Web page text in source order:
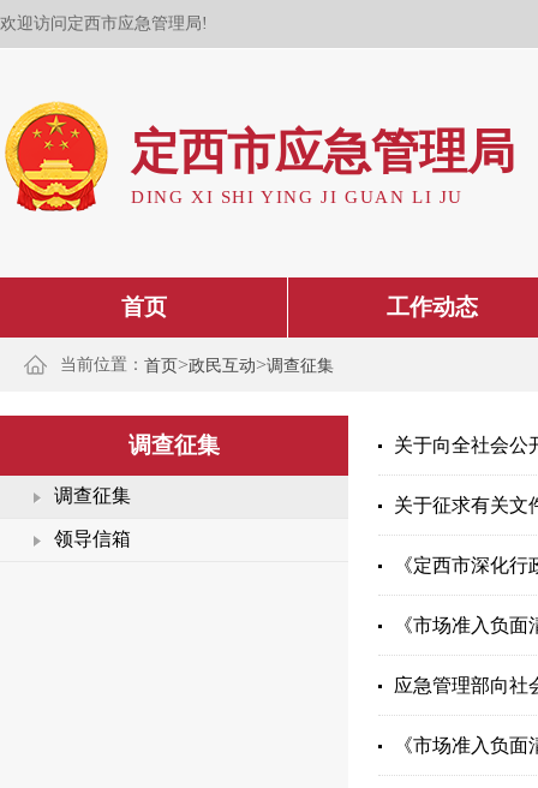
欢迎访问定西市应急管理局!
定西市应急管理局
DING XI SHI YING JI GUAN LI JU
首页 工作动态
当前位置： 首页>政民互动>调查征集
调查征集
调查征集
领导信箱
关于向全社会公
关于征求有关文
《定西市深化
《市场准入负
应急管理部向社
《市场准入负